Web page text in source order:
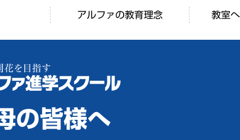
アルファの教育理念 教室
の皆様へ